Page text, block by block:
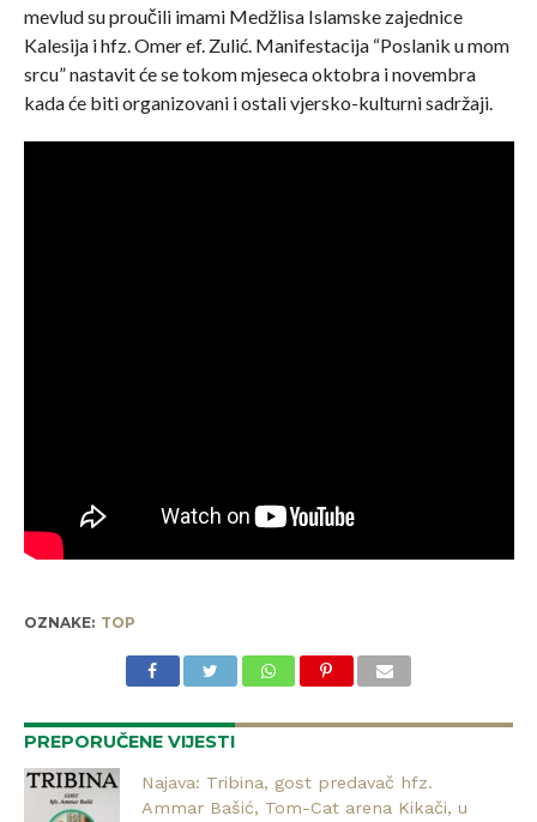
mevlud su proučili imami Medžlisa Islamske zajednice
Kalesija i hfz. Omer ef. Zulić. Manifestacija “Poslanik u mom
srcu” nastavit će se tokom mjeseca oktobra i novembra
kada će biti organizovani i ostali vjersko-kulturni sadržaji.
OZNAKE: TOP
PREPORUČENE VIJESTI
Najava: Tribina, gost predavač hfz.
Ammar Bašić, Tom-Cat arena Kikači, u